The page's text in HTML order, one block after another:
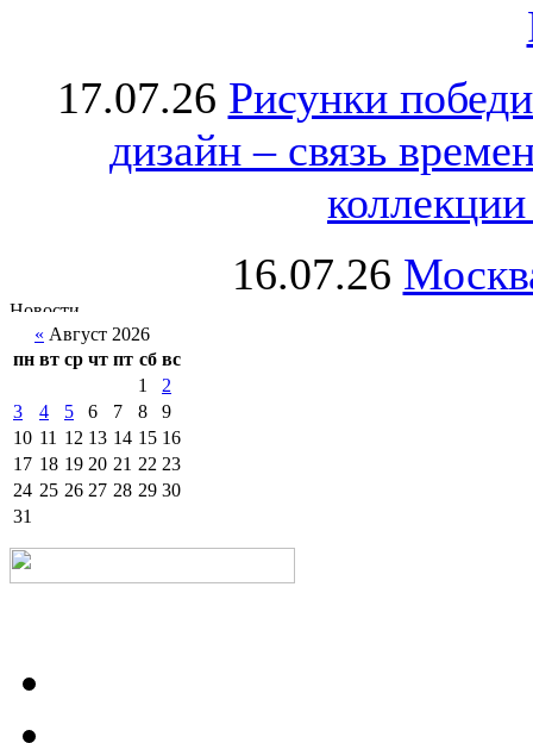
17.07.26 Рисунки
дизайн – связь
16.07.26
« Август 2026
пн вт ср чт пт сб вс
1
2
3
4 5 6 7 8
9
10 11 12 13 14 15 16
17 18 19 20 21 22 23
24 25 26 27 28 29 30
31